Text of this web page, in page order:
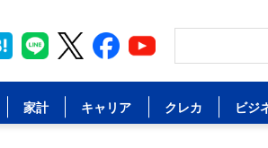
家計 キャリア クレカ ビジ